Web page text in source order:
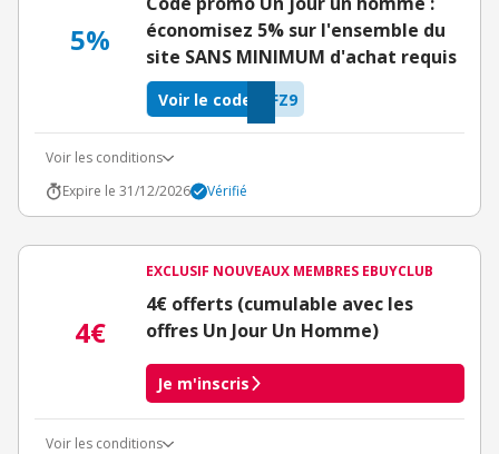
5%
économisez 5% sur l'ensemble du
site SANS MINIMUM d'achat requis
FZ9
Voir le code
Voir les conditions
Expire le 31/12/2026
Vérifié
4€
EXCLUSIF NOUVEAUX MEMBRES EBUYCLUB
4€ offerts (cumulable avec les
offres Un Jour Un Homme)
Je m'inscris
Voir les conditions